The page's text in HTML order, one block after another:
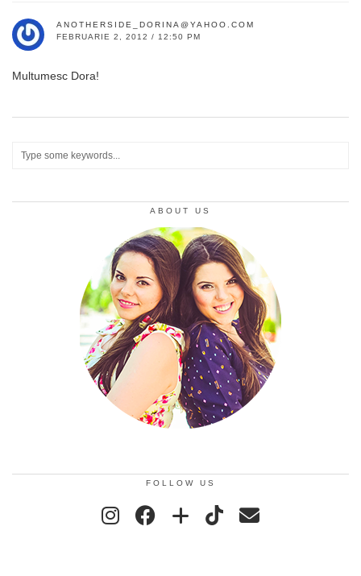
ANOTHERSIDE_DORINA@YAHOO.COM
FEBRUARIE 2, 2012 / 12:50 PM
Multumesc Dora!
ABOUT US
FOLLOW US